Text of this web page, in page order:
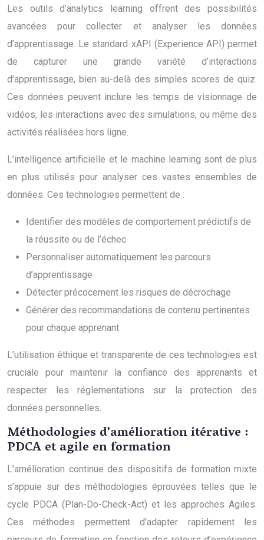
Les outils d’analytics learning offrent des possibilités
avancées pour collecter et analyser les données
d’apprentissage. Le standard xAPI (Experience API) permet
de capturer une grande variété d’interactions
d’apprentissage, bien au-delà des simples scores de quiz.
Ces données peuvent inclure les temps de visionnage de
vidéos, les interactions avec des simulations, ou même des
activités réalisées hors ligne.
L’intelligence artificielle et le machine learning sont de plus
en plus utilisés pour analyser ces vastes ensembles de
données. Ces technologies permettent de :
Identifier des modèles de comportement prédictifs de
la réussite ou de l’échec
Personnaliser automatiquement les parcours
d’apprentissage
Détecter précocement les risques de décrochage
Générer des recommandations de contenu pertinentes
pour chaque apprenant
L’utilisation éthique et transparente de ces technologies est
cruciale pour maintenir la confiance des apprenants et
respecter les réglementations sur la protection des
données personnelles.
Méthodologies d’amélioration itérative :
PDCA et agile en formation
L’amélioration continue des dispositifs de formation mixte
s’appuie sur des méthodologies éprouvées telles que le
cycle PDCA (Plan-Do-Check-Act) et les approches Agiles.
Ces méthodes permettent d’adapter rapidement les